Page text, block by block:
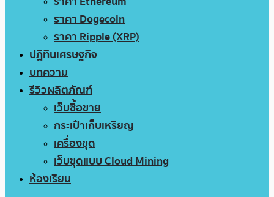
ราคา Dogecoin
ราคา Ripple (XRP)
ปฏิทินเศรษฐกิจ
บทความ
รีวิวผลิตภัณฑ์
เว็บซื้อขาย
กระเป๋าเก็บเหรียญ
เครื่องขุด
เว็บขุดแบบ Cloud Mining
ห้องเรียน